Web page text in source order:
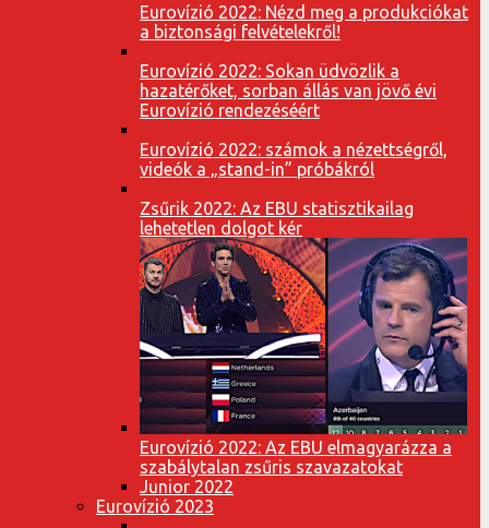
Eurovízió 2022: Nézd meg a produkciókat
a biztonsági felvételekről!
Eurovízió 2022: Sokan üdvözlik a
hazatérőket, sorban állás van jövő évi
Eurovízió rendezéséért
Eurovízió 2022: számok a nézettségről,
videók a „stand-in” próbákról
Zsűrik 2022: Az EBU statisztikailag
lehetetlen dolgot kér
Eurovízió 2022: Az EBU elmagyarázza a
szabálytalan zsűris szavazatokat
Junior 2022
Eurovízió 2023